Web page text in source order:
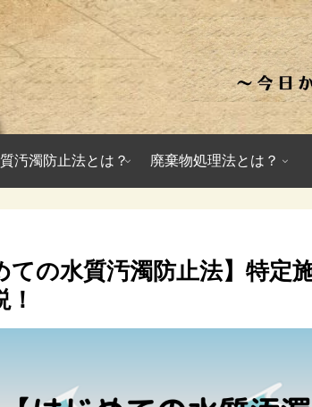
汚濁防止法とは？ 廃棄物処理法とは？
ての水質汚濁防止法】特定
！